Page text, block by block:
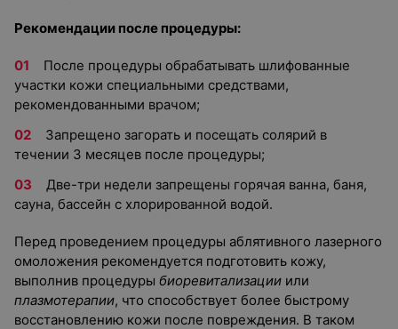
Рекомендации после процедуры:
После процедуры обрабатывать шлифованные
участки кожи специальными средствами,
рекомендованными врачом;
Запрещено загорать и посещать солярий в
течении 3 месяцев после процедуры;
Две-три недели запрещены горячая ванна, баня,
сауна, бассейн с хлорированной водой.
Перед проведением процедуры аблятивного лазерного
омоложения рекомендуется подготовить кожу,
выполнив процедуры биоревитализации или
плазмотерапии, что способствует более быстрому
восстановлению кожи после повреждения. В таком